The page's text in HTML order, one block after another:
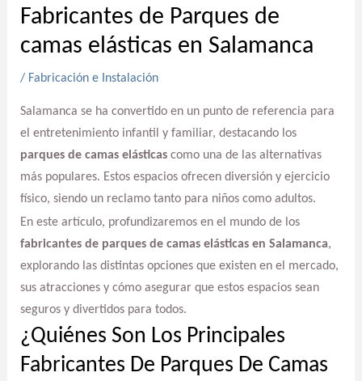
Fabricantes de Parques de
camas elásticas en Salamanca
/ Fabricación e Instalación
Salamanca se ha convertido en un punto de referencia para
el entretenimiento infantil y familiar, destacando los
parques de camas elásticascomo una de las alternativas
más populares. Estos espacios ofrecen diversión y ejercicio
físico, siendo un reclamo tanto para niños como adultos.
En este artículo, profundizaremos en el mundo de los
fabricantes de parques de camas elásticas en Salamanca,
explorando las distintas opciones que existen en el mercado,
sus atracciones y cómo asegurar que estos espacios sean
seguros y divertidos para todos.
¿Quiénes Son Los Principales
Fabricantes De Parques De Camas